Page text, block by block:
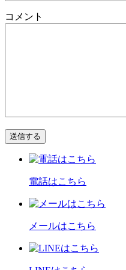
コメント
電話はこちら
メールはこちら